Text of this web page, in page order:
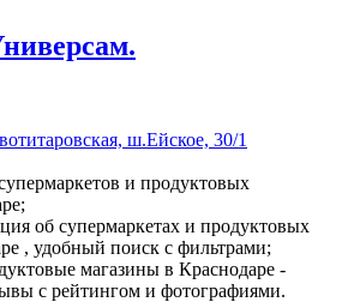
ш.Ейское, 30/1
и продуктовых
об супермаркетах и продуктовых
, удобный поиск с фильтрами;
магазины в Краснодаре -
с рейтингом и фотографиями.